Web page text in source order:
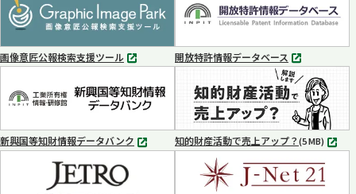
で
開
く
ブ
で
く
画像意匠公報検索支援ツール
別
ブ
で
く
開放特許情報データベース
別
タ
ブ
で
開
く
新興国等知財情報データバンク
別
知的財産活動で売上アップ？(5 MB) MP4